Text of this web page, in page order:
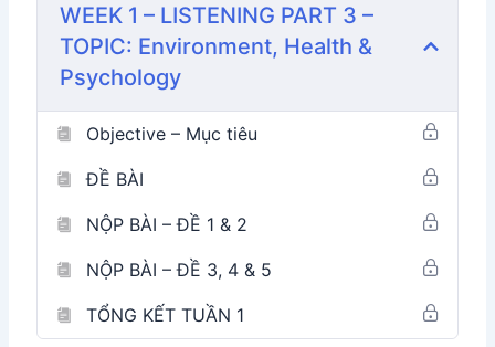
Agriculture & Science.
Từ vựng: học kỹ module này, các bạn có thể học
được tổng: 450 từ vựng học thuật hay xuất hiện
trong IELTS Listening.
Module của chúng ta sẽ trải dài qua 3 tuần.
Part 3
WEEK 1 – LISTENING PART 3 –
TOPIC: Environment, Health &
Psychology
Objective – Mục tiêu
ĐỀ BÀI
NỘP BÀI – ĐỀ 1 & 2
NỘP BÀI – ĐỀ 3, 4 & 5
TỔNG KẾT TUẦN 1